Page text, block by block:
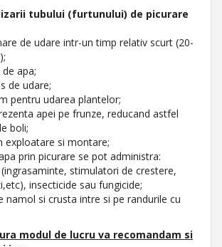
tubului (furtunului) de picurare
de udare intr-un timp relativ scurt (20-
apa;
de udare;
pentru udarea plantelor;
apei pe frunze, reducand astfel
boli;
exploatare si montare;
prin picurare se pot administra:
stimulatori de crestere,
insecticide sau fungicide;
namol si crusta intre si pe randurile cu
modul de lucru va recomandam si